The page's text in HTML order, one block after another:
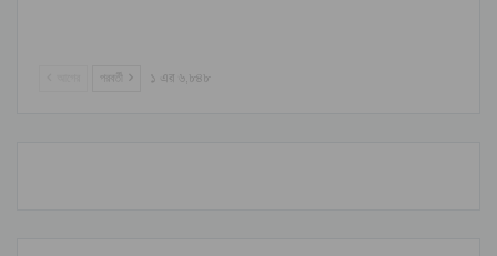
পরবর্তী ১ এর ৬,৮৪৮